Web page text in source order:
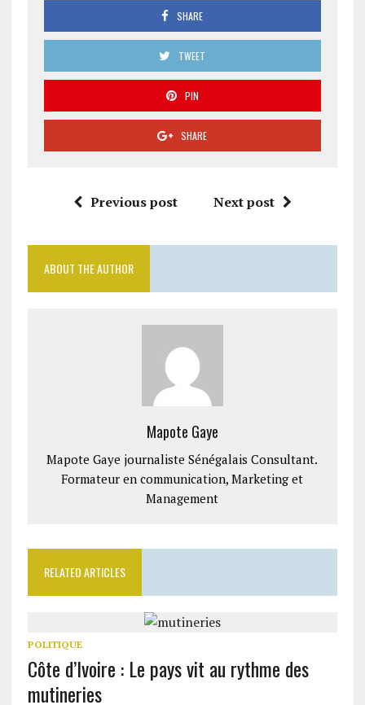
SHARE
TWEET
PIN
SHARE
Previous post Next post
ABOUT THE AUTHOR
Mapote Gaye
Mapote Gaye journaliste Sénégalais Consultant.
Formateur en communication, Marketing et
Management
RELATED ARTICLES
POLITIQUE
Côte d’Ivoire : Le pays vit au rythme des
mutineries